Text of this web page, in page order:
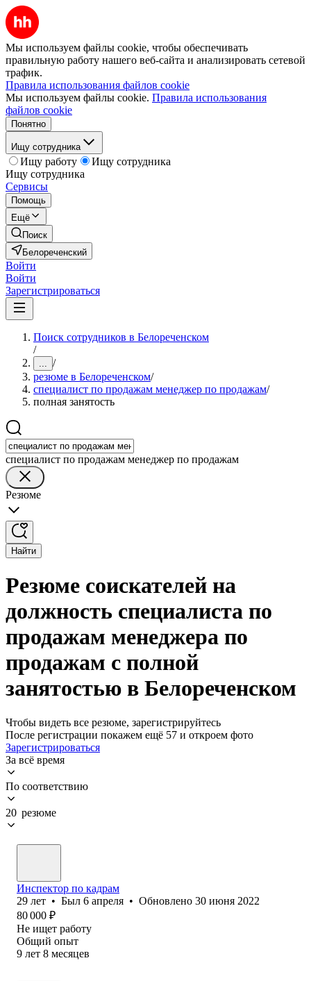
Мы используем файлы cookie, чтобы обеспечивать
правильную работу нашего веб-сайта и анализировать сетевой
трафик.
Правила использования файлов cookie
Мы используем файлы cookie. Правила использования
файлов cookie
Понятно
Ищу сотрудника
Ищу работу
Ищу сотрудника
Ищу сотрудника
Сервисы
Помощь
Ещё
Поиск
Белореченский
Войти
Войти
Зарегистрироваться
Поиск сотрудников в Белореченском
/
... /
резюме в Белореченском/
специалист по продажам менеджер по продажам/
полная занятость
специалист по продажам менеджер по продажам
Резюме
Найти
Резюме соискателей на
должность специалиста по
продажам менеджера по
продажам с полной
занятостью в Белореченском
Чтобы видеть все резюме, зарегистрируйтесь
После регистрации покажем ещё 57 и откроем фото
Зарегистрироваться
За всё время
По соответствию
20 резюме
Инспектор по кадрам
29 лет • Был 6 апреля • Обновлено 30 июня 2022
80 000 ₽
Не ищет работу
Общий опыт
9 лет 8 месяцев